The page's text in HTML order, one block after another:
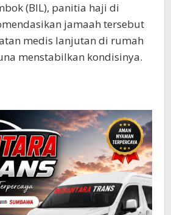
(BIL), panitia haji di
jamaah tersebut
medis lanjutan di rumah
menstabilkan kondisinya.